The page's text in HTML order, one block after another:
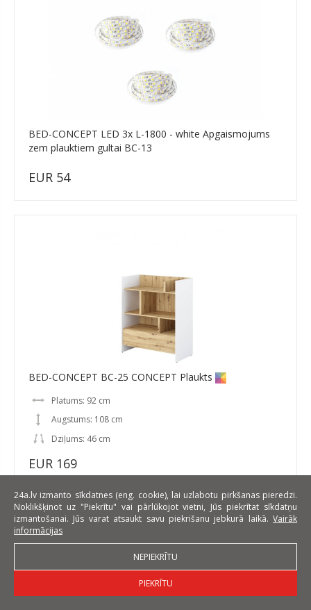
BED-CONCEPT LED 3x L-1800 - white Apgaismojums
zem plauktiem gultai BC-13
EUR 54
BED-CONCEPT BC-25 CONCEPT Plaukts
Platums: 92 cm
Augstums: 108 cm
Dziļums: 46 cm
EUR 169
24a.lv izmanto sīkdatnes (eng. cookie), lai uzlabotu pirkšanas pieredzi.
Noklikšķinot uz "Piekrītu" vai pārlūkojot vietni, Jūs piekrītat sīkdatņu
izmantošanai. Jūs varat atsaukt savu piekrišanu jebkurā laikā. Vairāk
informācijas
NEPIEKRĪTU
PIEKRĪTU